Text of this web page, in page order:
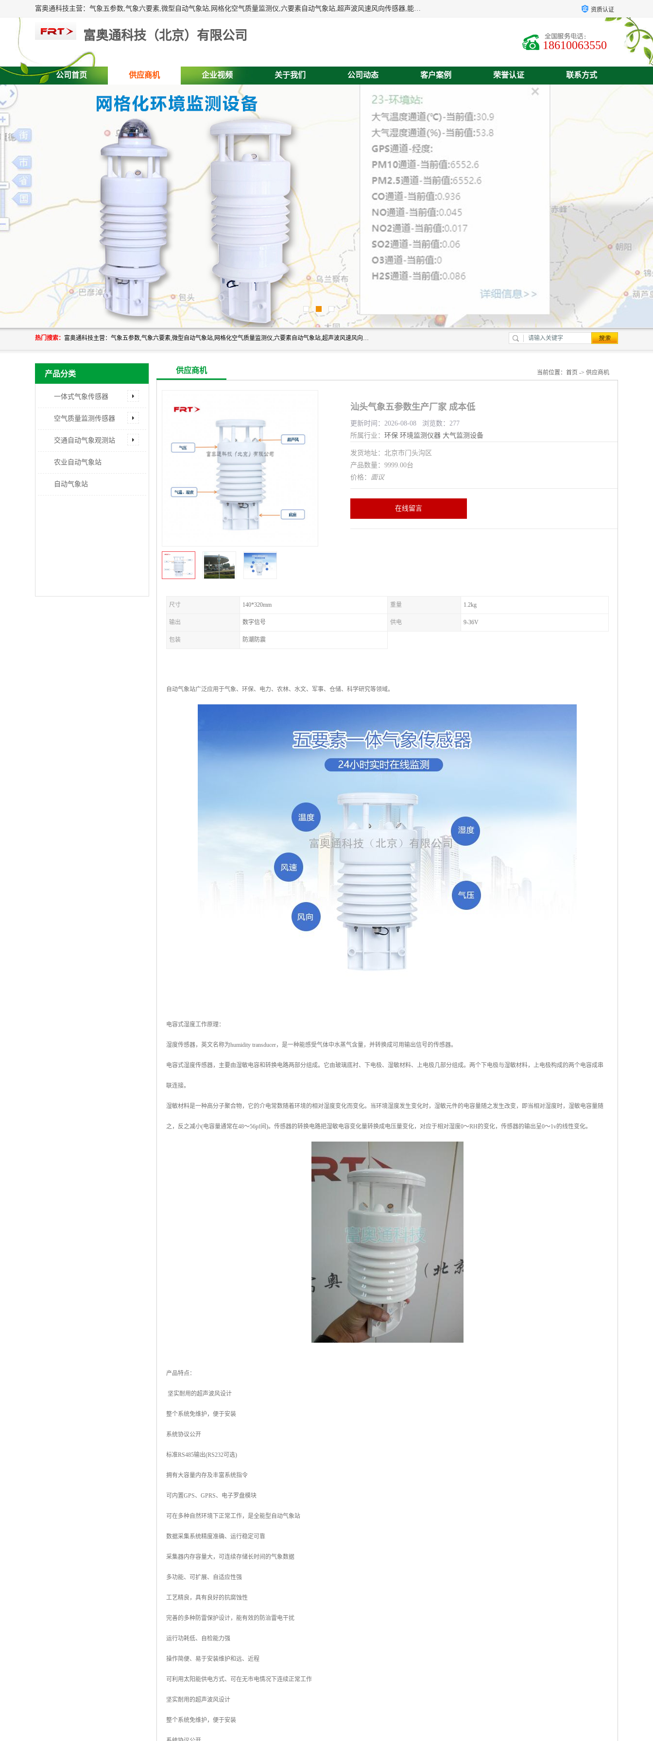
富奥通科技主营：气象五参数,气象六要素,微型自动气象站,网格化空气质量监测仪,六要素自动气象站,超声波风速风向传感器,能见度仪,大气微型站,交通自动气象站,高速路面结冰监测,路面状况传感器等。 资质认证
富奥通科技（北京）有限公司
18610063550
公司首页 供应商机 企业视频 关于我们 公司动态 客户案例 荣誉认证 联系方式
热门搜索： 富奥通科技主营：气象五参数,气象六要素,微型自动气象站,网格化空气质量监测仪,六要素自动气象站,超声波风速风向传感器,能见度仪,大气微型站,交通自动气象站,高速路面结冰监测,路面状况传感器等。
产品分类
一体式气象传感器
空气质量监测传感器
交通自动气象观测站
农业自动气象站
自动气象站
供应商机 当前位置： 首页 -> 供应商机
汕头气象五参数生产厂家 成本低
更新时间：2026-08-08 浏览数：277
所属行业： 环保 环境监测仪器 大气监测设备
发货地址：北京市门头沟区
产品数量：9999.00台
价格： 面议
在线留言
尺寸 140*320mm 重量 1.2kg
输出 数字信号 供电 9-36V
包装 防潮防震
自动气象站广泛应用于气象、环保、电力、农林、水文、军事、仓储、科学研究等领域。
电容式湿度工作原理：
湿度传感器，英文名称为humidity transducer，是一种能感受气体中水蒸气含量，并转换成可用输出信号的传感器。
电容式湿度传感器，主要由湿敏电容和转换电路两部分组成。它由玻璃底衬、下电极、湿敏材料、上电极几部分组成。两个下电极与湿敏材料，上电极构成的两个电容成串
联连接。
湿敏材料是一种高分子聚合物，它的介电常数随着环境的相对湿度变化而变化。当环境湿度发生变化时，湿敏元件的电容量随之发生改变，即当相对湿度时，湿敏电容量随
之，反之减小(电容量通常在48～56pf间)。传感器的转换电路把湿敏电容变化量转换成电压量变化，对应于相对湿度0～RH的变化，传感器的输出呈0～1v的线性变化。
产品特点：
坚实耐用的超声波风设计
整个系统免维护，便于安装
系统协议公开
标准RS485输出(RS232可选)
拥有大容量内存及丰富系统指令
可内置GPS、GPRS、电子罗盘模块
可在多种自然环境下正常工作，是全能型自动气象站
数据采集系统精度准确、运行稳定可靠
采集器内存容量大，可连续存储长时间的气象数据
多功能、可扩展、自适应性强
工艺精良，具有良好的抗腐蚀性
完善的多种防雷保护设计，能有效的防治雷电干扰
运行功耗低、自检能力强
操作简便、易于安装维护和远、近程
可利用太阳能供电方式、可在无市电情况下连续正常工作
坚实耐用的超声波风设计
整个系统免维护，便于安装